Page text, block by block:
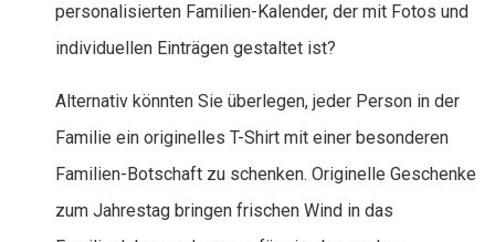
personalisierten Familien-Kalender, der mit Fotos und
individuellen Einträgen gestaltet ist?
Alternativ könnten Sie überlegen, jeder Person in der
Familie ein originelles T-Shirt mit einer besonderen
Familien-Botschaft zu schenken. Originelle Geschenke
zum Jahrestag bringen frischen Wind in das